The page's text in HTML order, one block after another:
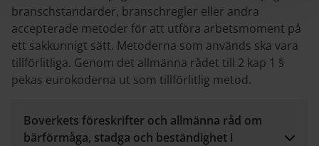
branschstandarder, branschregler eller andra
accepterade metoder för att utföra arbetsmoment på
ett sakkunnigt sätt. Metoderna som används ska vara
tillförlitliga. Genom det allmänna rådet till 2 kap 1 §
pekas eurokoderna ut som tillförlitlig metod.
Boverkets föreskrifter och allmänna råd om
bärförmåga, stadga och beständighet i